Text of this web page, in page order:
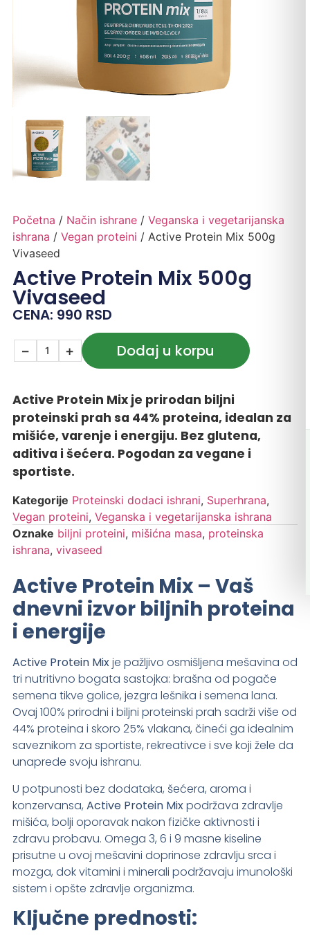
Početna / Način ishrane/ Veganska i vegetarijanska
ishrana / Vegan proteini / Active Protein Mix 500g
Vivaseed
Active Protein Mix 500g
Vivaseed
CENA: 990 RSD
− + Dodaj u korpu
Active Protein Mix je prirodan biljni
proteinski prah sa 44% proteina, idealan za
mišiće, varenje i energiju. Bez glutena,
aditiva i šećera. Pogodan za vegane i
sportiste.
Kategorije Proteinski dodaci ishrani, Superhrana,
Vegan proteini, Veganska i vegetarijanska ishrana
Oznake biljni proteini, mišićna masa, proteinska
ishrana, vivaseed
Active Protein Mix – Vaš
dnevni izvor biljnih proteina
i energije
Active Protein Mixje pažljivo osmišljena mešavina od
tri nutritivno bogata sastojka: brašna od pogače
semena tikve golice, jezgra lešnika i semena lana.
Ovaj 100% prirodni i biljni proteinski prah sadrži više od
44% proteina i skoro 25% vlakana, čineći ga idealnim
saveznikom za sportiste, rekreativce i sve koji žele da
unaprede svoju ishranu.
U potpunosti bez dodataka, šećera, aroma i
konzervansa, Active Protein Mixpodržava zdravlje
mišića, bolji oporavak nakon fizičke aktivnosti i
zdravu probavu. Omega 3, 6 i 9 masne kiseline
prisutne u ovoj mešavini doprinose zdravlju srca i
mozga, dok vitamini i minerali podržavaju imunološki
sistem i opšte zdravlje organizma.
Ključne prednosti: